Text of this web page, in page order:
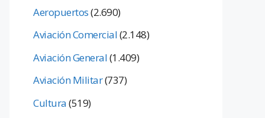
Aeropuertos(2.690)
Aviación Comercial(2.148)
Aviación General(1.409)
Aviación Militar(737)
Cultura(519)